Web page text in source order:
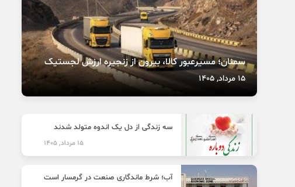
سمنان؛ مسیرعبور کالا، بیرون از زنجیره ارزش لجستیک
15 مرداد, 1405
سه زندگی از دل یک اندوه متولد شدند
15 مرداد, 1405
آب؛ شرط ماندگاری صنعت در گرمسار است